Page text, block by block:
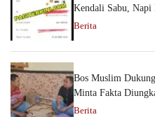
Kendali Sabu, Napi
Berita
Bos Muslim
Minta Fakta
Berita